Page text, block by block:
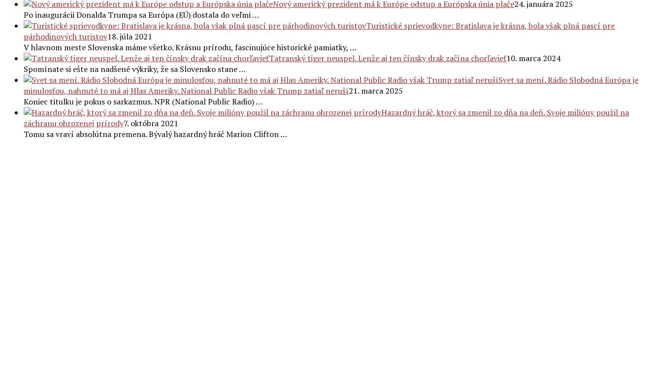
Nový americký prezident má k Európe odstup a Európska únia plače24. januára 2025
Po inaugurácii Donalda Trumpa sa Európa (EÚ) dostala do veľmi …
Turistické sprievodkyne: Bratislava je krásna, bola však plná pascí pre
párhodinových turistov18. júla 2021
V hlavnom meste Slovenska máme všetko. Krásnu prírodu, fascinujúce historické pamiatky, …
Tatranský tiger neuspel. Lenže aj ten čínsky drak začína chorľavieť10. marca 2024
Spomínate si ešte na nadšené výkriky, že sa Slovensko stane …
Svet sa mení. Rádio Slobodná Európa je
minulosťou, nahnuté to má aj Hlas Ameriky. National Public Radio však Trump zatiaľ neruší21. marca 2025
Koniec titulku je pokus o sarkazmus. NPR (National Public Radio) …
Hazardný hráč, ktorý sa zmenil zo dňa na deň. Svoje milióny použil na
záchranu ohrozenej prírody7. októbra 2021
Tomu sa vraví absolútna premena. Bývalý hazardný hráč Marion Clifton …